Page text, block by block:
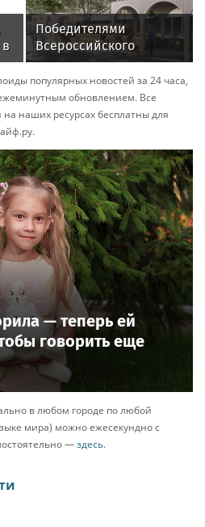
Победителями
Всероссийского
конкурса
благоустройства стали
пять городов
Подмосковья
популярных новостей за 24 часа,
обновлением. Все
наших ресурсах бесплатны для
— теперь ей
говорить еще
в любом городе по любой
мира) можно ежесекундно с
—здесь.